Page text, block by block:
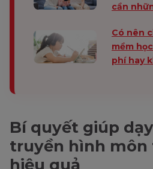
cần
Có nên
mềm
phí hay
Bí quyết giúp
truyền hình môn
hiệu quả